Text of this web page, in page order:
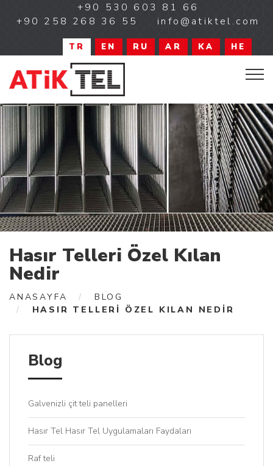
+90 530 603 81 66
+90 258 268 36 55
info@atiktel.com
TR EN RU AR KA HE
Hasır Telleri Özel Kılan
Nedir
ANASAYFA
BLOG
HASIR TELLERI ÖZEL KILAN NEDIR
Blog
Galvenizli çit teli panelleri
Hasır Tel Hasır Tel Uygulamaları Faydaları
Raf teli